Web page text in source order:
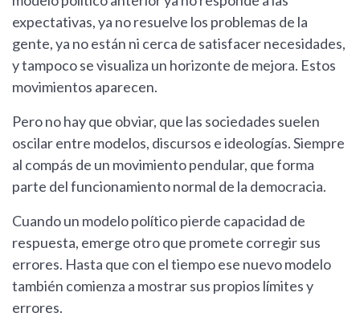
expectativas, ya no resuelve los problemas de la
gente, ya no están ni cerca de satisfacer necesidades,
y tampoco se visualiza un horizonte de mejora. Estos
movimientos aparecen.
Pero no hay que obviar, que las sociedades suelen
oscilar entre modelos, discursos e ideologías. Siempre
al compás de un movimiento pendular, que forma
parte del funcionamiento normal de la democracia.
Cuando un modelo político pierde capacidad de
respuesta, emerge otro que promete corregir sus
errores. Hasta que con el tiempo ese nuevo modelo
también comienza a mostrar sus propios límites y
errores.